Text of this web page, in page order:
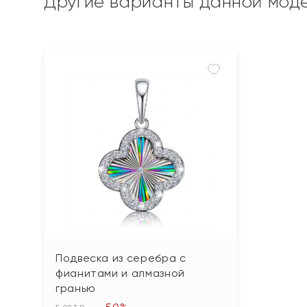
Подвеска из серебра с
фианитами и алмазной
гранью